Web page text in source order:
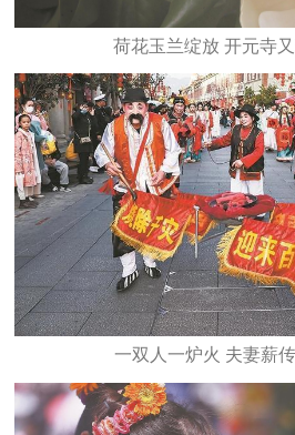
荷花玉兰绽放 开元寺
一双人一炉火 夫妻薪